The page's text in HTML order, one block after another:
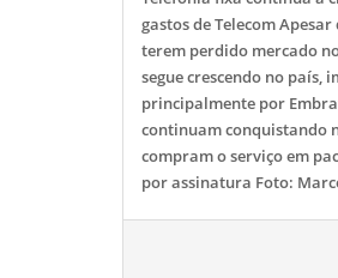
gastos de Telecom
terem perdido mercado
segue crescendo no país,
principalmente por
continuam conquistando
compram o serviço em
por assinatura Foto: